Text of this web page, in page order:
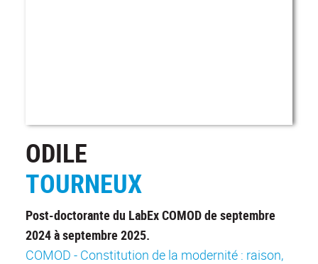
ODILE
TOURNEUX
Post-doctorante du LabEx COMOD de septembre
2024 à septembre 2025.
COMOD - Constitution de la modernité : raison,